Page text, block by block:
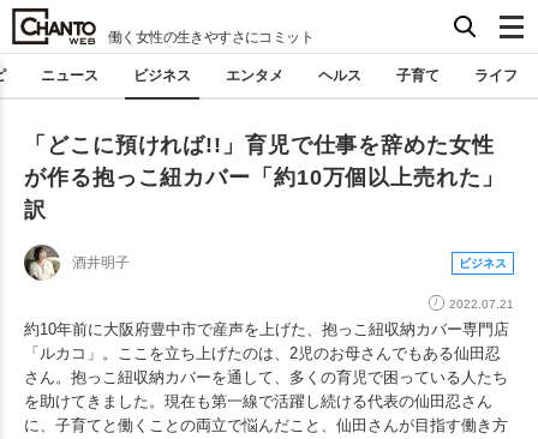
働く女性の生きやすさにコミット
ニュース ビジネス エンタメ ヘルス 子育て ライフ
「どこに預ければ!!」育児で仕事を辞めた女性
が作る抱っこ紐カバー「約10万個以上売れた」
訳
酒井明子 ビジネス
2022.07.21
約10年前に大阪府豊中市で産声を上げた、抱っこ紐収納カバー専門店
「ルカコ」。ここを立ち上げたのは、2児のお母さんでもある仙田忍
さん。抱っこ紐収納カバーを通して、多くの育児で困っている人たち
を助けてきました。現在も第一線で活躍し続ける代表の仙田忍さん
に、子育てと働くことの両立で悩んだこと、仙田さんが目指す働き方